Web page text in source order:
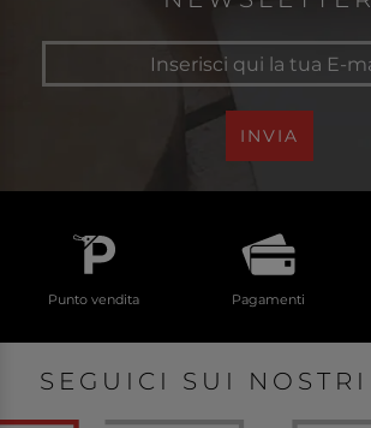
INVIA
Punto vendita Pagamenti
SEGUICI SUI NOSTRI